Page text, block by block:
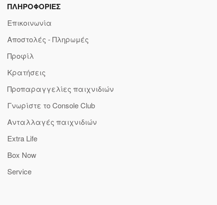
ΠΛΗΡΟΦΟΡΙΕΣ
Επικοινωνία
Αποστολές - Πληρωμές
Προφίλ
Κρατήσεις
Προπαραγγελίες παιχνιδιών
Γνωρίστε το Console Club
Ανταλλαγές παιχνιδιών
Extra Life
Box Now
Service